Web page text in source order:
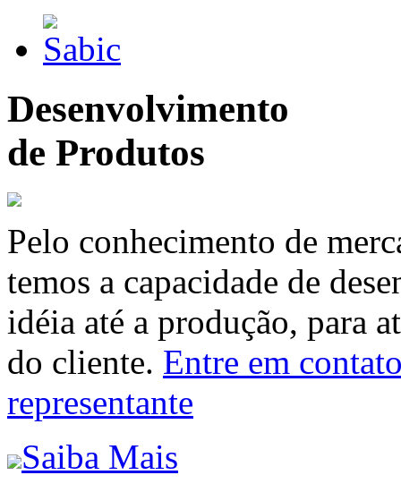
Desenvolvimento
de Produtos
Pelo conhecimento de
temos a capacidade de
idéia até a produção, para
do cliente. Entre em
representante
Saiba Mais